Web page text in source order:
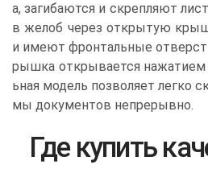
а, загибаются и скрепляют
в желоб через открытую
и имеют фронтальные
рышка открывается нажатием
ьная модель позволяет легко
мы документов непрерывно.
Где купить